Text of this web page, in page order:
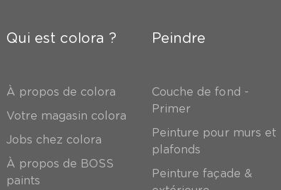
Qui est colora ?
À propos de colora
Votre magasin colora
Jobs chez colora
À propos de BOSS
paints
Peindre
Couche de fond -
Primer
Peinture pour murs et
plafonds
Peinture façade &